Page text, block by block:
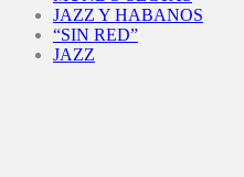
JAZZ Y HABANOS
“SIN RED”
JAZZ